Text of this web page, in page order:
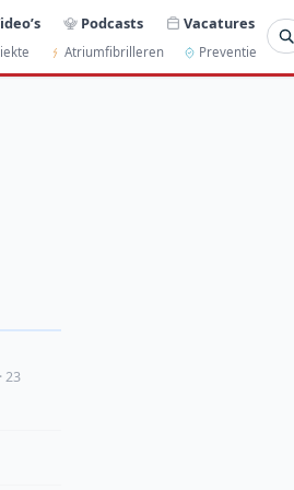
Podcasts Vacatures
Atriumfibrilleren Preventie
23